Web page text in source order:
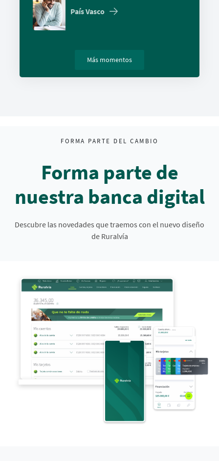
País Vasco
Más momentos
FORMA PARTE DEL CAMBIO
Forma parte de
nuestra banca digital
Descubre las novedades que traemos con el nuevo diseño
de Ruralvía